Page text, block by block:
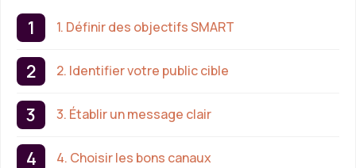
1. Définir des objectifs SMART
2. Identifier votre public cible
3. Établir un message clair
4. Choisir les bons canaux